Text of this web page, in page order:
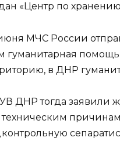
«Центр по
МЧС России
гуманитарная
в ДНР
ДНР тогда заявили
техническим